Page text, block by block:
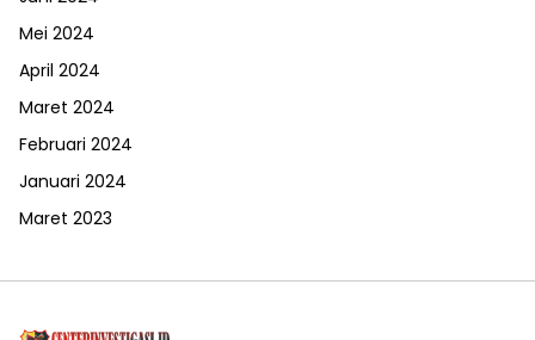
Mei 2024
April 2024
Maret 2024
Februari 2024
Januari 2024
Maret 2023